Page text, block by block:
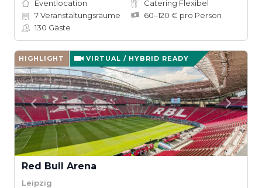
Eventlocation
Catering Flexibel
7Veranstaltungsräume
60–120 € pro Person
130 Gäste
HIGHLIGHT VIRTUAL / HYBRID READY
Red Bull Arena
Leipzig